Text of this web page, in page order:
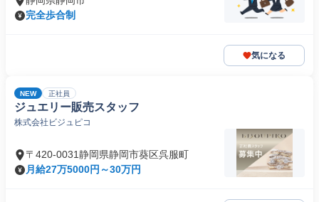
完全歩合制
気になる
NEW 正社員
ジュエリー販売スタッフ
株式会社ビジュピコ
〒420-0031静岡県静岡市葵区呉服町
月給27万5000円～30万円